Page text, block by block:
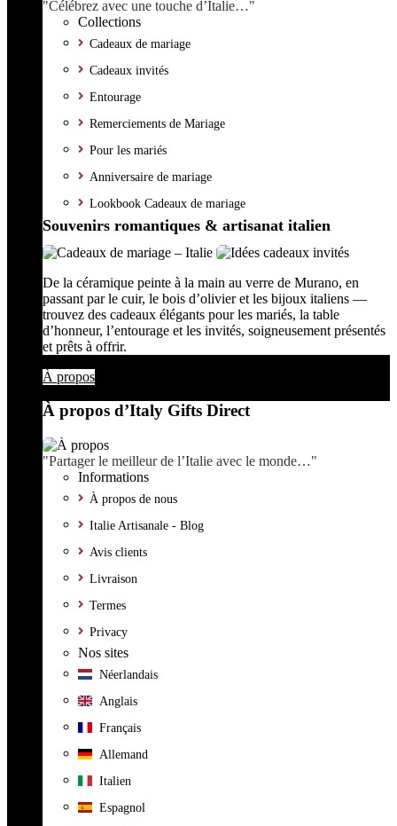
"Célébrez avec une touche d’Italie…"
Collections
Cadeaux de mariage
Cadeaux invités
Entourage
Remerciements de Mariage
Pour les mariés
Anniversaire de mariage
Lookbook Cadeaux de mariage
Souvenirs romantiques & artisanat italien
De la céramique peinte à la main au verre de Murano, en
passant par le cuir, le bois d’olivier et les bijoux italiens —
trouvez des cadeaux élégants pour les mariés, la table
d’honneur, l’entourage et les invités, soigneusement présentés
et prêts à offrir.
À propos
À propos d’Italy Gifts Direct
"Partager le meilleur de l’Italie avec le monde…"
Informations
À propos de nous
Italie Artisanale - Blog
Avis clients
Livraison
Termes
Privacy
Nos sites
Néerlandais
Anglais
Français
Allemand
Italien
Espagnol